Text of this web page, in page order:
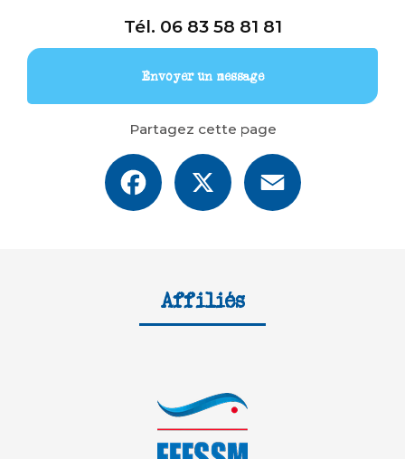
Tél. 06 83 58 81 81
Envoyer un message
Partagez cette page
Facebook
Affiliés